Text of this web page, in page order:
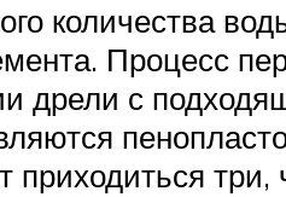
количества
Процесс
дрели с
приходиться